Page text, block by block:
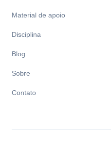
Material de apoio
Disciplina
Blog
Sobre
Contato